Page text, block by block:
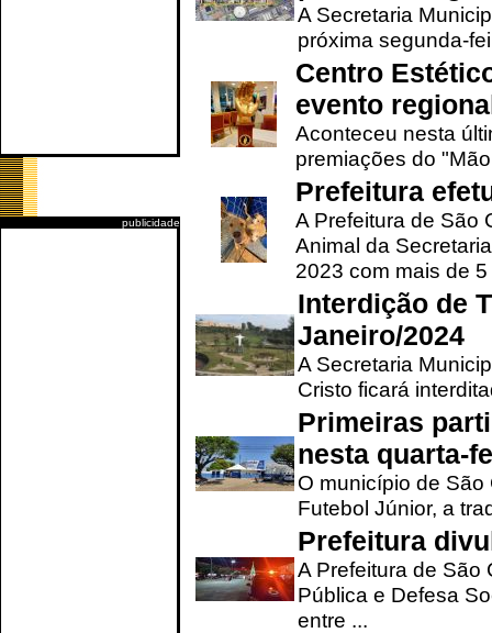
publicidade
A Secretaria
próxima segunda-
Centro
evento
Aconteceu nesta
premiações do
Prefeitura
A Prefeitura de São
Animal da
2023 com mais de 5
Interdição de
Janeiro/2024
A Secretaria
Cristo ficará
Primeiras
nesta quarta-
O município de
Futebol Júnior, a
Prefeitura
A Prefeitura de São
Pública e Defesa
entre ...